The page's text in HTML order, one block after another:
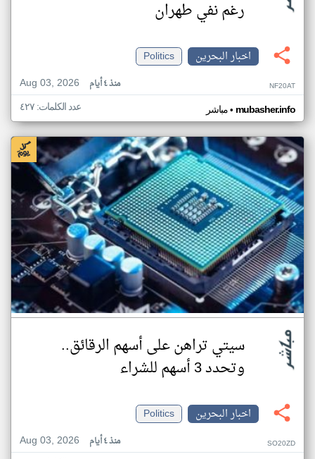
رغم نفي طهران
اخبار البحرين
Politics
Aug 03, 2026
منذ ٤ أيام NF20AT
مباشر• mubasher.info عدد الكلمات: ٤٢٧
سيتي تراهن على أسهم الرقائق..
وتحدد 3 أسهم للشراء
اخبار البحرين
Politics
Aug 03, 2026
منذ ٤ أيام SO20ZD